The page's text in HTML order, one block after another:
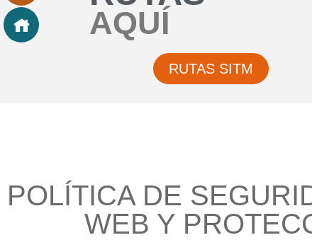
AQUÍ
RUTAS SITM
POLÍTICA DE
WEB Y